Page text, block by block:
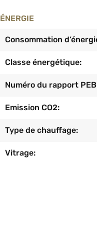
ÉNERGIE
Consommation
Classe énergétique:
Numéro du rapport
Emission CO2:
Type de chauffage:
Vitrage: